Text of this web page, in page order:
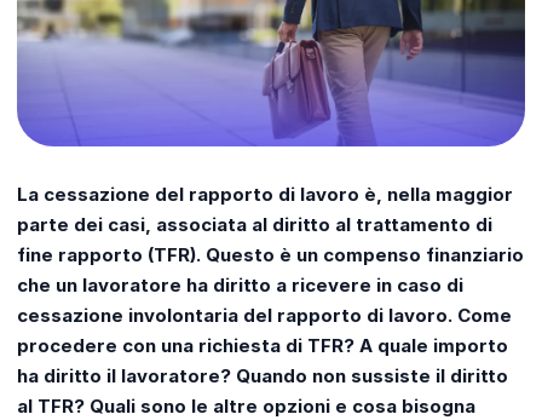
La cessazione del rapporto di lavoro è, nella maggior
parte dei casi, associata al diritto al trattamento di
fine rapporto (TFR). Questo è un compenso finanziario
che un lavoratore ha diritto a ricevere in caso di
cessazione involontaria del rapporto di lavoro. Come
procedere con una richiesta di TFR? A quale importo
ha diritto il lavoratore? Quando non sussiste il diritto
al TFR? Quali sono le altre opzioni e cosa bisogna